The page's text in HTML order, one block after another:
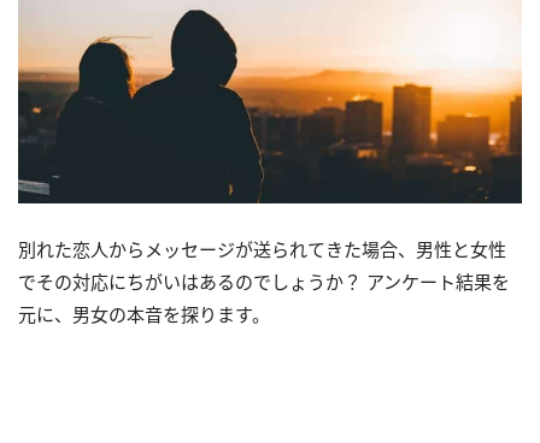
別れた恋人からメッセージが送られてきた場合、男性と女性
でその対応にちがいはあるのでしょうか？ アンケート結果を
元に、男女の本音を探ります。